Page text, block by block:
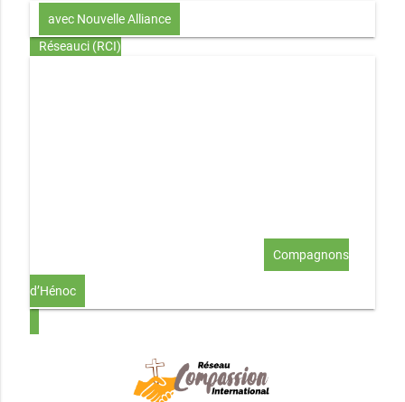
avec Nouvelle Alliance
Réseauci (RCI)
Compagnons
d’Hénoc